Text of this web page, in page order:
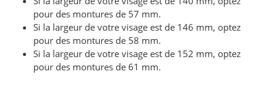
pour des montures de 57 mm.
Si la largeur de votre visage est de 146 mm, optez
pour des montures de 58 mm.
Si la largeur de votre visage est de 152 mm, optez
pour des montures de 61 mm.